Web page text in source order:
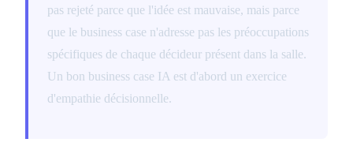
pas rejeté parce que l'idée est mauvaise, mais parce
que le business case n'adresse pas les préoccupations
spécifiques de chaque décideur présent dans la salle.
Un bon business case IA est d'abord un exercice
d'empathie décisionnelle.